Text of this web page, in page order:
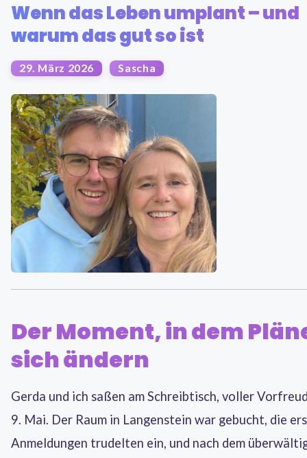
Wenn das Leben umplant – und
warum das gut so ist
29. März 2026 Sascha
Der Moment, in dem
sich ändern
Gerda und ich saßen am Schreibtisch, voller
9. Mai. Der Raum in Langenstein war gebucht, die
Anmeldungen trudelten ein, und nach dem